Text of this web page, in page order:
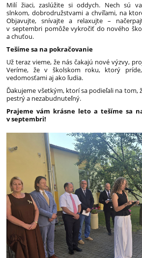
Milí žiaci, zaslúžite si oddych. Nech sú
slnkom, dobrodružstvami a chvíľami, na
Objavujte, snívajte a relaxujte –
v septembri pomôže vykročiť do nového
a chuťou.
Tešíme sa na pokračovanie
Už teraz vieme, že nás čakajú nové výzvy,
Veríme, že v školskom roku, ktorý
vedomosťami aj ako ľudia.
Ďakujeme všetkým, ktorí sa podieľali na tom,
pestrý a nezabudnuteľný.
Prajeme vám krásne leto a tešíme sa
v septembri!